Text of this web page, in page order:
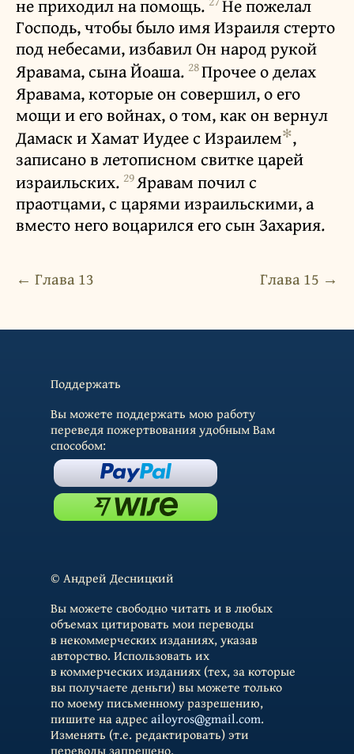
не приходил на помощь.
Не пожелал
Господь, чтобы было имя Израиля стерто
под небесами, избавил Он народ рукой
Яравама, сына Йоаша. 28Прочее о делах
Яравама, которые он совершил, о его
мощи и его войнах, о том, как он вернул
Дамаск и Хамат Иудее с Израилем✻,
записано в летописном свитке царей
израильских. 29Яравам почил с
праотцами, с царями израильскими, а
вместо него воцарился его сын Захария.
← Глава 13 Глава 15 →
Поддержать
Вы можете поддержать мою работу
переведя пожертвования удобным Вам
способом:
© Андрей Десницкий
Вы можете свободно читать и в любых
объемах цитировать мои переводы
в некоммерческих изданиях, указав
авторство. Использовать их
в коммерческих изданиях (тех, за которые
вы получаете деньги) вы можете только
по моему письменному разрешению,
пишите на адресailoyros@gmail.com.
Изменять (т.е. редактировать) эти